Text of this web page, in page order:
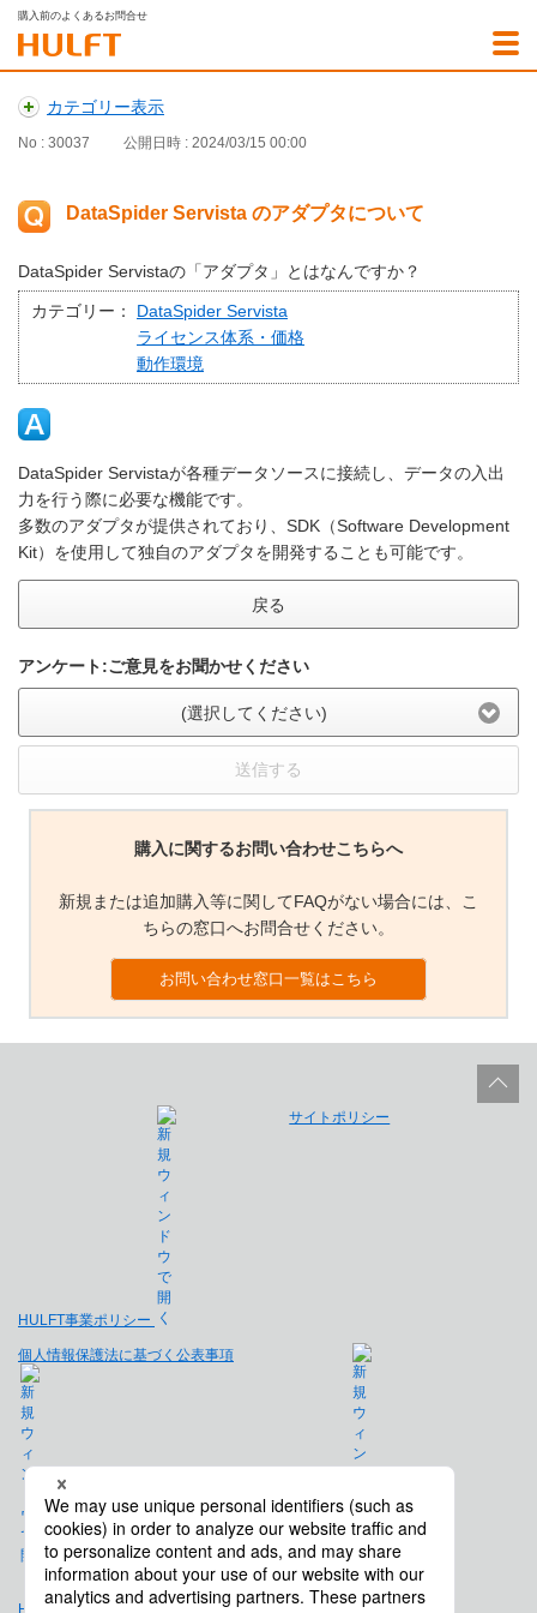
購入前のよくあるお問合せ
カテゴリー表示
No : 30037 公開日時 : 2024/03/15 00:00
DataSpider Servista のアダプタについて
DataSpider Servistaの「アダプタ」とはなんですか？
カテゴリー：
DataSpider Servista
ライセンス体系・価格
動作環境
DataSpider Servistaが各種データソースに接続し、データの入出
力を行う際に必要な機能です。
多数のアダプタが提供されており、SDK（Software Development
Kit）を使用して独自のアダプタを開発することも可能です。
戻る
アンケート:ご意見をお聞かせください
(選択してください)
送信する
購入に関するお問い合わせこちらへ
新規または追加購入等に関してFAQがない場合には、こ
ちらの窓口へお問合せください。
お問い合わせ窓口一覧はこちら
HULFT事業ポリシー
サイトポリシー
個人情報保護法に基づく公表事項
免責事項
Hulft.com